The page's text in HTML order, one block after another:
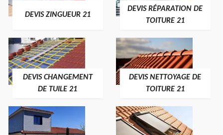
DEVIS ZINGUEUR 21
DEVIS RÉPARATION DE
TOITURE 21
DEVIS CHANGEMENT
DE TUILE 21
DEVIS NETTOYAGE DE
TOITURE 21